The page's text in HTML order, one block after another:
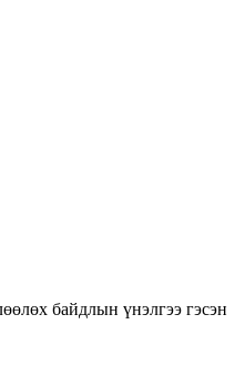
байдлын үнэлгээ гэсэн